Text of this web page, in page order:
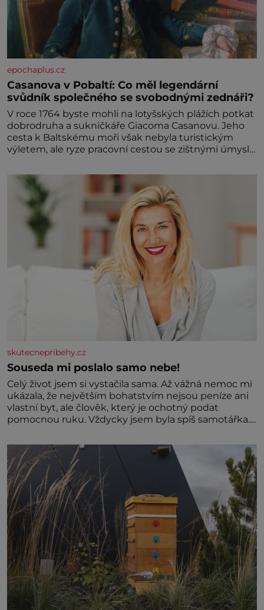
epochaplus.cz
Casanova v Pobaltí: Co měl legendární
svůdník společného se svobodnými zednáři?
V roce 1764 byste mohli na lotyšských plážích potkat
dobrodruha a sukničkáře Giacoma Casanovu. Jeho
cesta k Baltskému moři však nebyla turistickým
výletem, ale ryze pracovní cestou se zištnými úmysly.
procházel uličkami lotyšské Rigy? Casanova v Pobaltí
kontaktoval tamní zednářské lóže. Nebyl v této
oblasti žádným nováčkem, protože do zednářské
skutecnepribehy.cz
Souseda mi poslalo samo nebe!
Celý život jsem si vystačila sama. Až vážná nemoc mi
ukázala, že největším bohatstvím nejsou peníze ani
vlastní byt, ale člověk, který je ochotný podat
pomocnou ruku. Vždycky jsem byla spíš samotářka.
ani partnera. Stačily mi knihy, práce a hlavně klid.
Hned po studiích jsem odešla z rodného města,